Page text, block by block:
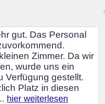
gut. Das Personal
Zimmer. Da wir
wurde uns ein
Verfügung gestellt.
Platz in diesen
hier weiterlesen